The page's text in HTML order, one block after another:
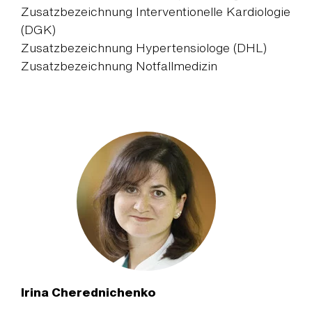
Zusatzbezeichnung Interventionelle Kardiologie
(DGK)
Zusatzbezeichnung Hypertensiologe (DHL)
Zusatzbezeichnung Notfallmedizin
Irina Cherednichenko